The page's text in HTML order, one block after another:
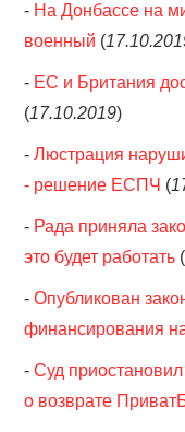
- На Донбассе на
военный (
- ЕС и Британия
(17.10.2019)
-Люстрация
- решение ЕСПЧ (
- Рада приняла
это будет работать (
-Опубликован
финансирования
-Суд
о возврате